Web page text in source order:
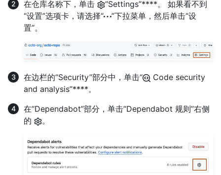
在仓库名称下，单击
“Settings”****。 如果看不到
“设置”选项卡，请选择“
”下拉菜单，然后单击“设
置”。
在边栏的“Security”部分中，单击“
Code security
and analysis”****。
在“Dependabot”部分，单击“Dependabot 规则”右侧
的
。